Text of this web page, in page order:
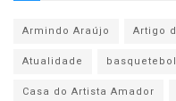
Armindo Araújo Artigo
Atualidade
basquetebol
Casa do Artista Amador